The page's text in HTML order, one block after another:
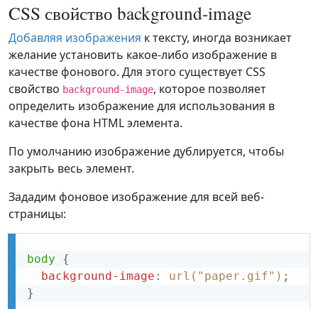
CSS свойство background-image
Добавляя изображения к тексту, иногда возникает
желание установить какое-либо изображение в
качестве фонового. Для этого существует CSS
свойство background-image, которое позволяет
определить изображение для использования в
качестве фона HTML элемента.
По умолчанию изображение дублируется, чтобы
закрыть весь элемент.
Зададим фоновое изображение для всей веб-
страницы:
body
{
background-image : url("paper.gif") ;
}